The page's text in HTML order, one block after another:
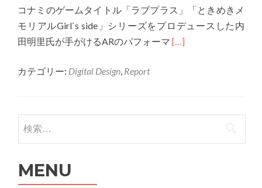
信
5G
へ
021
コナミのゲームタイトル「ラブプラス」「ときめきメ
モリアルGirl`s side」シリーズをプロデュースした内
田明里氏が手がけるARのパフォーマ Read
[…]
カテゴリー: Digital Design, Report
検索:
MENU